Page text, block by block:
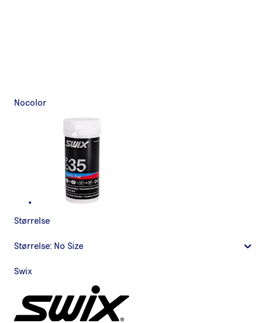
Nocolor
Størrelse
Størrelse: No Size
Swix